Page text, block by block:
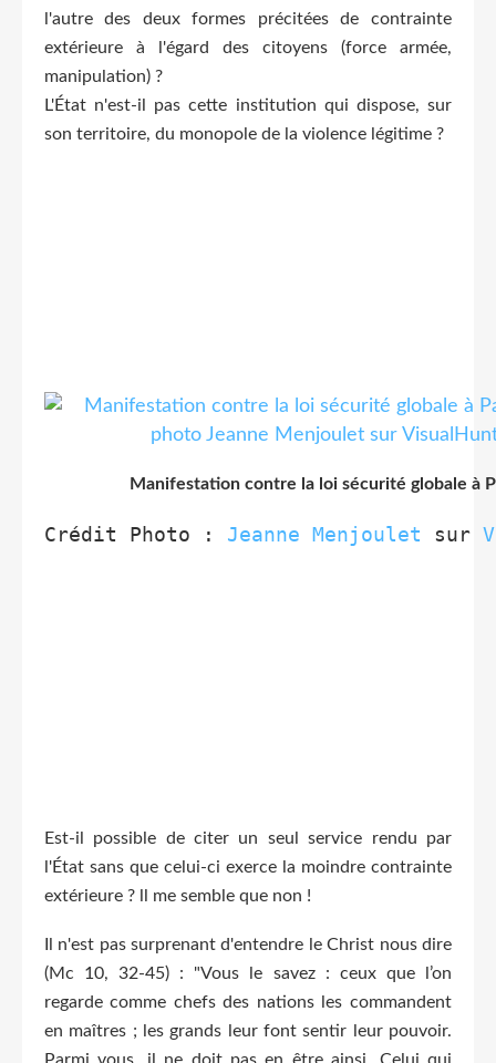
l'autre des deux formes précitées de contrainte
extérieure à l'égard des citoyens (force armée,
manipulation) ?
L'État n'est-il pas cette institution qui dispose, sur
son territoire, du monopole de la violence légitime ?
Manifestation contre la loi sécurité globale à
Crédit Photo : Jeanne Menjoulet sur
Est-il possible de citer un seul service rendu par
l'État sans que celui-ci exerce la moindre contrainte
extérieure ? ll me semble que non !
Il n'est pas surprenant d'entendre le Christ nous dire
(Mc 10, 32-45) : "Vous le savez : ceux que l’on
regarde comme chefs des nations les commandent
en maîtres ; les grands leur font sentir leur pouvoir.
Parmi vous, il ne doit pas en être ainsi. Celui qui